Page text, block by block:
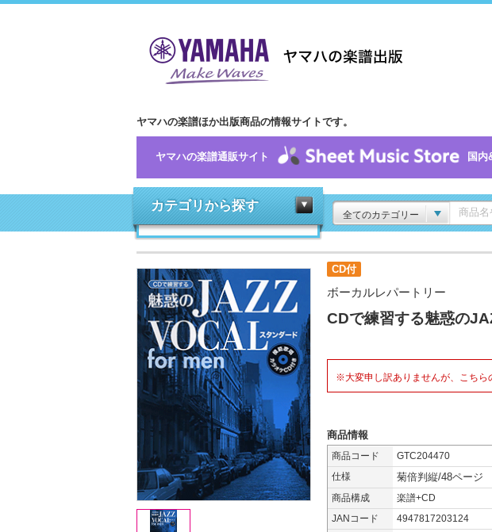
ヤマハの楽譜ほか出版商品の情報サイトです。
ヤマハの楽譜通販サイト 国内
カテゴリから探す
全てのカテゴリー
CD付
ボーカルレパートリー
CDで練習する魅惑の
※大変申し訳ありませんが、こちら
商品情報
商品コード
GTC204470
仕様
菊倍判縦/48ページ
商品構成
楽譜+CD
JANコード
4947817203124